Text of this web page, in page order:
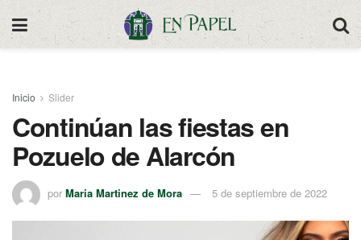
Inicio Slider
Continúan las fiestas en
Pozuelo de Alarcón
por Maria Martinez de Mora 5 de septiembre de 2022